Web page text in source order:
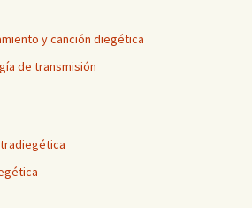
y canción diegética
de transmisión